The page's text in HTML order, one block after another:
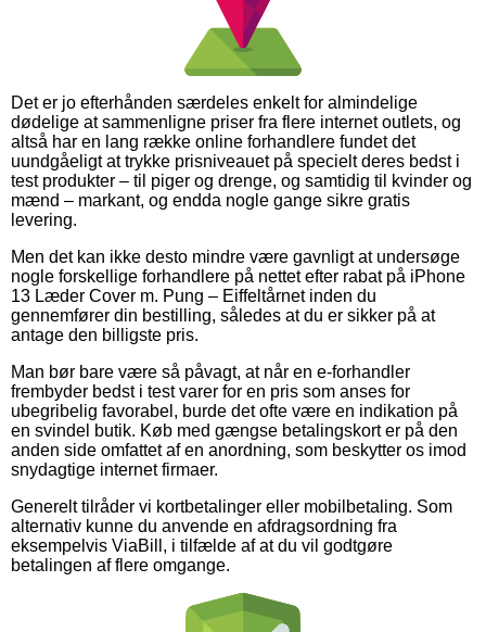
Det er jo efterhånden særdeles enkelt for almindelige
dødelige at sammenligne priser fra flere internet outlets, og
altså har en lang række online forhandlere fundet det
uundgåeligt at trykke prisniveauet på specielt deres bedst i
test produkter – til piger og drenge, og samtidig til kvinder og
mænd – markant, og endda nogle gange sikre gratis
levering.
Men det kan ikke desto mindre være gavnligt at undersøge
nogle forskellige forhandlere på nettet efter rabat på iPhone
13 Læder Cover m. Pung – Eiffeltårnet inden du
gennemfører din bestilling, således at du er sikker på at
antage den billigste pris.
Man bør bare være så påvagt, at når en e-forhandler
frembyder bedst i test varer for en pris som anses for
ubegribelig favorabel, burde det ofte være en indikation på
en svindel butik. Køb med gængse betalingskort er på den
anden side omfattet af en anordning, som beskytter os imod
snydagtige internet firmaer.
Generelt tilråder vi kortbetalinger eller mobilbetaling. Som
alternativ kunne du anvende en afdragsordning fra
eksempelvis ViaBill, i tilfælde af at du vil godtgøre
betalingen af flere omgange.